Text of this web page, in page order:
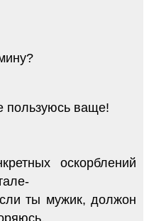
пользуюсь ваще!
оскорблений
ты мужик, должон